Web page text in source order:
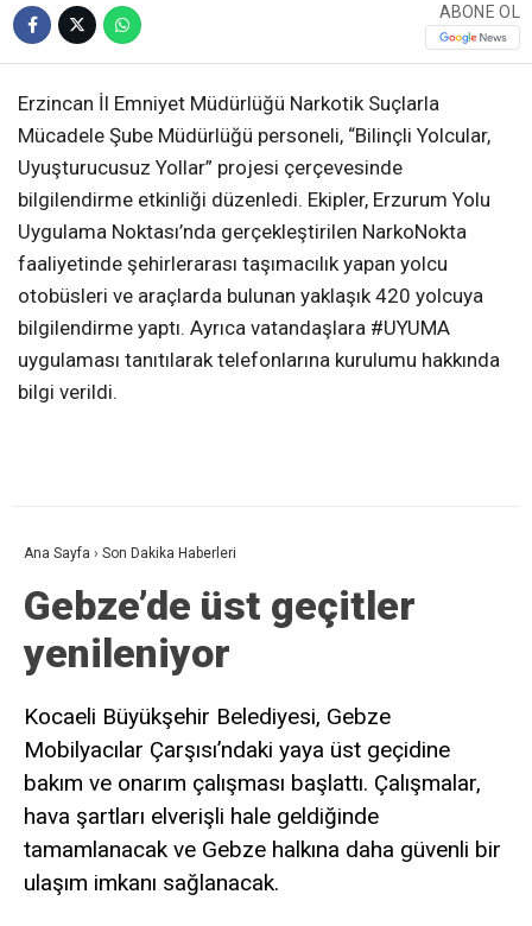
ABONE OL
Erzincan İl Emniyet Müdürlüğü Narkotik Suçlarla
Mücadele Şube Müdürlüğü personeli, “Bilinçli Yolcular,
Uyuşturucusuz Yollar” projesi çerçevesinde
bilgilendirme etkinliği düzenledi. Ekipler, Erzurum Yolu
Uygulama Noktası’nda gerçekleştirilen NarkoNokta
faaliyetinde şehirlerarası taşımacılık yapan yolcu
otobüsleri ve araçlarda bulunan yaklaşık 420 yolcuya
bilgilendirme yaptı. Ayrıca vatandaşlara #UYUMA
uygulaması tanıtılarak telefonlarına kurulumu hakkında
bilgi verildi.
Ana Sayfa › Son Dakika Haberleri
Gebze’de üst geçitler
yenileniyor
Kocaeli Büyükşehir Belediyesi, Gebze
Mobilyacılar Çarşısı’ndaki yaya üst geçidine
bakım ve onarım çalışması başlattı. Çalışmalar,
hava şartları elverişli hale geldiğinde
tamamlanacak ve Gebze halkına daha güvenli bir
ulaşım imkanı sağlanacak.